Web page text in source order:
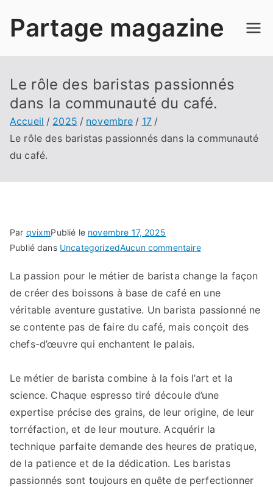
Partage magazine
Le rôle des baristas passionnés
dans la communauté du café.
Accueil 2025 novembre
17
Le rôle des baristas passionnés dans la communauté
du café.
Par qvixmPublié le novembre 17, 2025
Publié dans UncategorizedAucun commentairesur
rôle
des
baristas
passionnés
du
café.
La passion pour le métier de barista change la façon
de créer des boissons à base de café en une
véritable aventure gustative. Un barista passionné ne
se contente pas de faire du café, mais conçoit des
chefs-d’œuvre qui enchantent le palais.
Le métier de barista combine à la fois l’art et la
science. Chaque espresso tiré découle d’une
expertise précise des grains, de leur origine, de leur
torréfaction, et de leur mouture. Acquérir la
technique parfaite demande des heures de pratique,
de la patience et de la dédication. Les baristas
passionnés sont toujours en quête de perfectionner